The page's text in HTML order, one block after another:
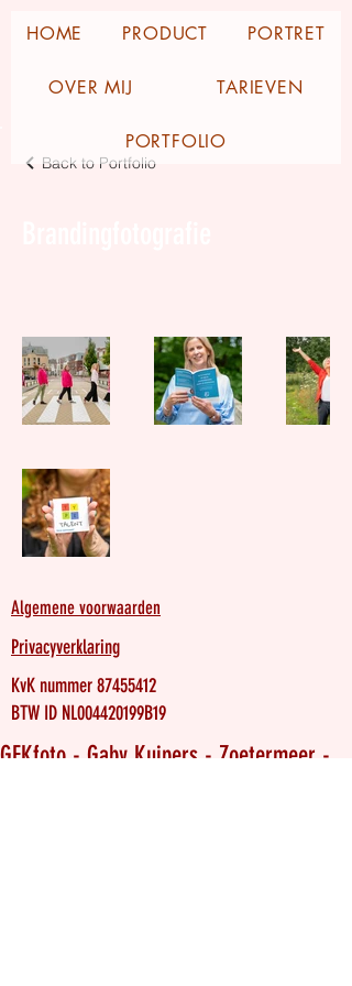
HOME PRODUCT PORTRET
OVER MIJ TARIEVEN
PORTFOLIO
Back to Portfolio
Algemene voorwaarden
Privacyverklaring
KvK nummer87455412
BTW ID NL004420199B19
GEKfoto - Gaby Kuipers - Zoetermeer -